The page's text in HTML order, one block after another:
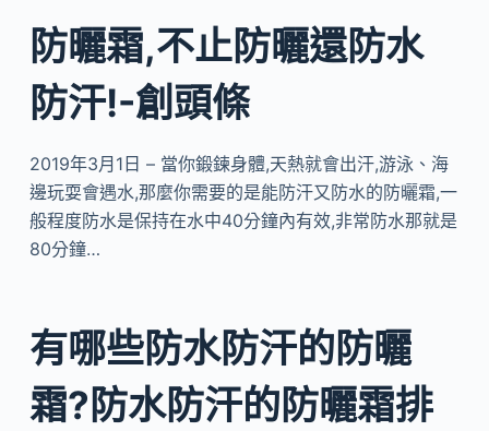
防曬霜,不止防曬還防水
防汗!-創頭條
2019年3月1日 – 當你鍛鍊身體,天熱就會出汗,游泳、海
邊玩耍會遇水,那麼你需要的是能防汗又防水的防曬霜,一
般程度防水是保持在水中40分鐘內有效,非常防水那就是
80分鐘…
有哪些防水防汗的防曬
霜?防水防汗的防曬霜排